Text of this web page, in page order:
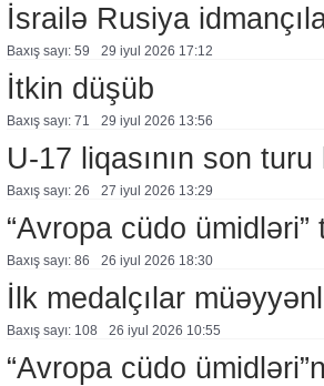
İsrailə Rusiya
Baxış sayı: 59 29 i̇yul 2026 17:12
İtkin düşüb
Baxış sayı: 71 29 i̇yul 2026 13:56
U-17 liqasının son
Baxış sayı: 26 27 i̇yul 2026 13:29
“Avropa cüdo ümidləri”
Baxış sayı: 86 26 i̇yul 2026 18:30
İlk medalçılar
Baxış sayı: 108 26 i̇yul 2026 10:55
“Avropa cüdo